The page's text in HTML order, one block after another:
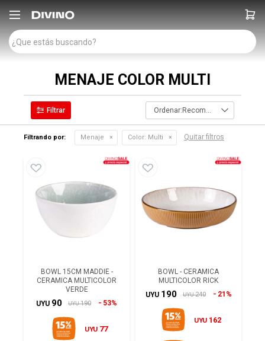

MENAJE COLOR MULTI
Recomendados
Filtrando por: Menaje Color: Multi Quitar filtros
BOWL 15CM MADDIE -
CERAMICA MULTICOLOR
VERDE
UYU 90 UYU 190 53%
UYU 77
BOWL - CERAMICA
MULTICOLOR RICK
UYU 190 UYU 240 21%
UYU 162